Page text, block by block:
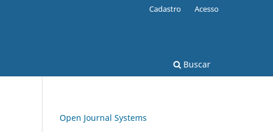
Buscar
Cadastro Acesso
Open Journal Systems